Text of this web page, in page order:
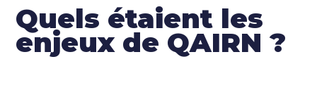
Quels étaient les
enjeux de QAIRN ?